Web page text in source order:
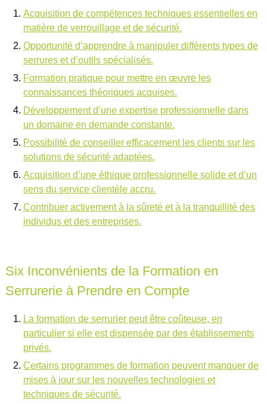
Acquisition de compétences techniques essentielles en
matière de verrouillage et de sécurité.
Opportunité d’apprendre à manipuler différents types de
serrures et d’outils spécialisés.
Formation pratique pour mettre en œuvre les
connaissances théoriques acquises.
Développement d’une expertise professionnelle dans
un domaine en demande constante.
Possibilité de conseiller efficacement les clients sur les
solutions de sécurité adaptées.
Acquisition d’une éthique professionnelle solide et d’un
sens du service clientèle accru.
Contribuer activement à la sûreté et à la tranquillité des
individus et des entreprises.
Six Inconvénients de la Formation en
Serrurerie à Prendre en Compte
La formation de serrurier peut être coûteuse, en
particulier si elle est dispensée par des établissements
privés.
Certains programmes de formation peuvent manquer de
mises à jour sur les nouvelles technologies et
techniques de sécurité.